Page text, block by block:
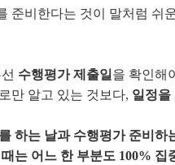
준비한다는 것이 말처럼 쉬
수행평가 제출일 을 확인해
만 알고 있는 것보다, 일정을
하는 날과 수행평가 준비하
는 어느 한 부분도 100% 집